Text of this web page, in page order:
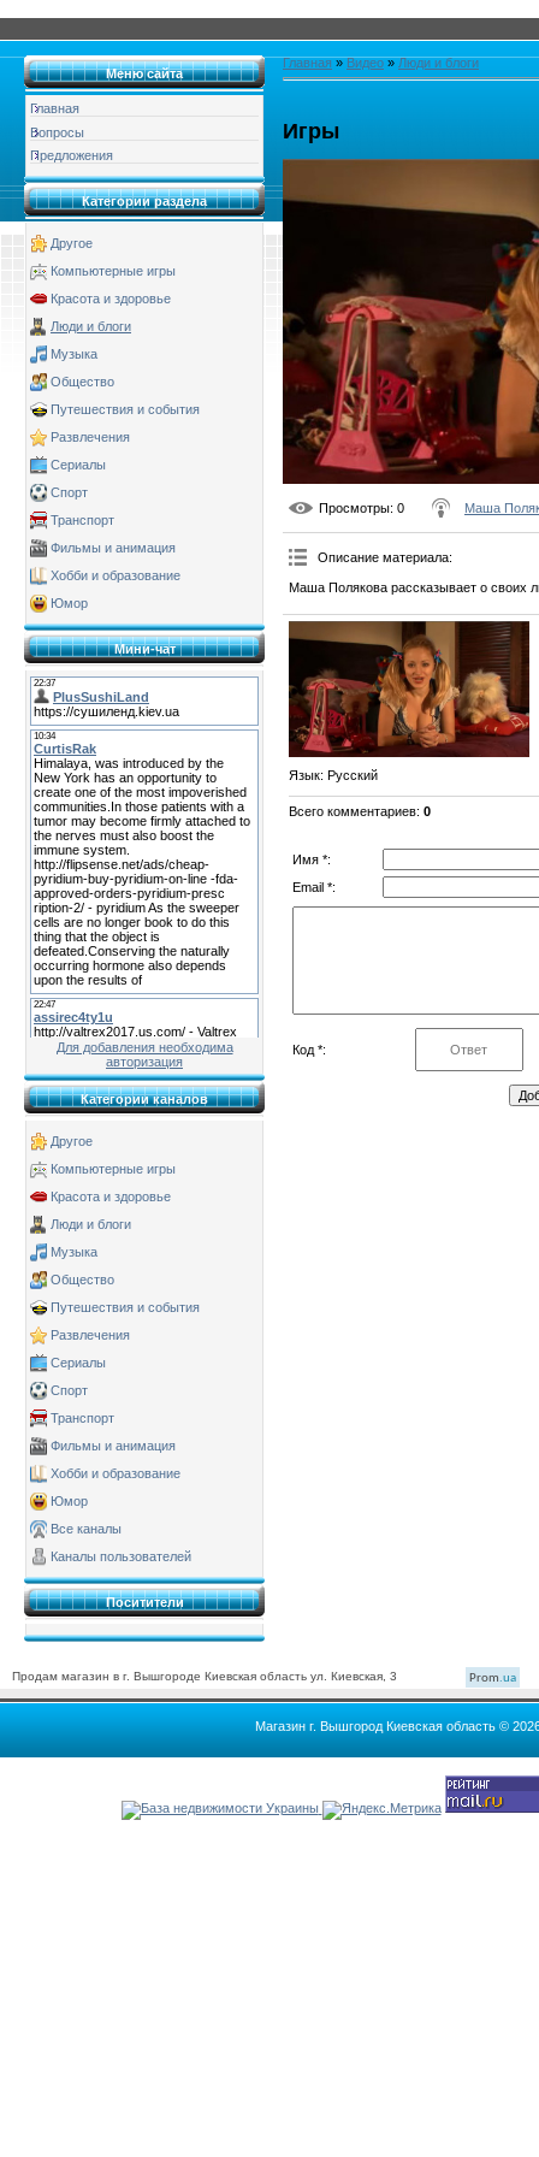
Меню сайта
Главная
Вопросы
Предложения
Категории раздела
Другое
Компьютерные игры
Красота и здоровье
Люди и блоги
Музыка
Общество
Путешествия и события
Развлечения
Сериалы
Спорт
Транспорт
Фильмы и анимация
Хобби и образование
Юмор
Мини-чат
Для добавления необходима
авторизация
Категории каналов
Другое
Компьютерные игры
Красота и здоровье
Люди и блоги
Музыка
Общество
Путешествия и события
Развлечения
Сериалы
Спорт
Транспорт
Фильмы и анимация
Хобби и образование
Юмор
Все каналы
Каналы пользователей
Поситители
Главная » Видео » Люди и блоги
Игры
Просмотры: 0 Маша
Описание материала:
Маша Полякова рассказывает о своих
Язык: Русский
Всего комментариев: 0
Имя *:
Email *:
Код *:
Продам магазин в г. Вышгороде Киевская область ул. Киевская, 3 Prom.ua
Магазин г. Вышгород Киевская область ©